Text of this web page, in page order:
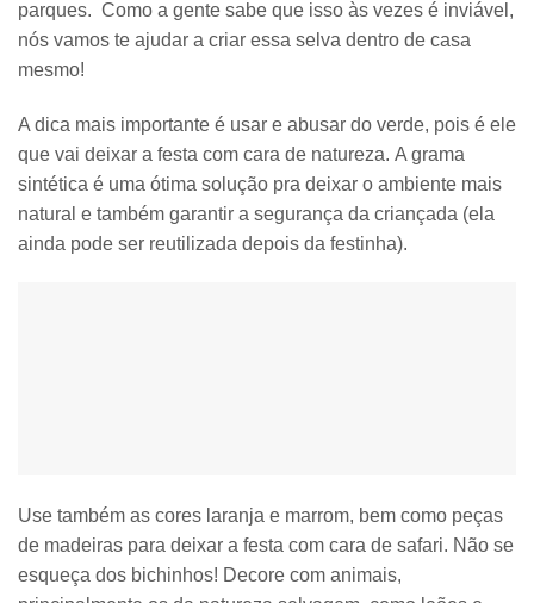
parques. Como a gente sabe que isso às vezes é inviável,
nós vamos te ajudar a criar essa selva dentro de casa
mesmo!
A dica mais importante é usar e abusar do verde, pois é ele
que vai deixar a festa com cara de natureza. A grama
sintética é uma ótima solução pra deixar o ambiente mais
natural e também garantir a segurança da criançada (ela
ainda pode ser reutilizada depois da festinha).
Use também as cores laranja e marrom, bem como peças
de madeiras para deixar a festa com cara de safari. Não se
esqueça dos bichinhos! Decore com animais,